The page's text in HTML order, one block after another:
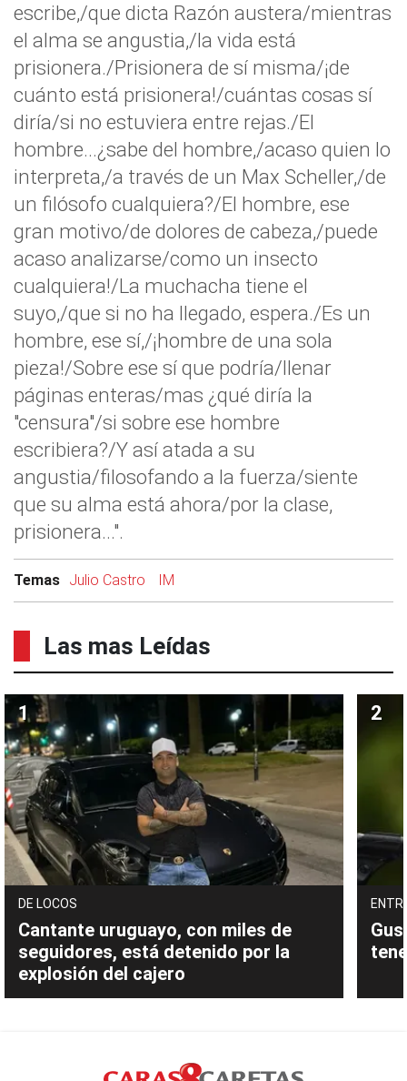
escribe,/que dicta Razón austera/mientras
el alma se angustia,/la vida está
prisionera./Prisionera de sí misma/¡de
cuánto está prisionera!/cuántas cosas sí
diría/si no estuviera entre rejas./El
hombre...¿sabe del hombre,/acaso quien lo
interpreta,/a través de un Max Scheller,/de
un filósofo cualquiera?/El hombre, ese
gran motivo/de dolores de cabeza,/puede
acaso analizarse/como un insecto
cualquiera!/La muchacha tiene el
suyo,/que si no ha llegado, espera./Es un
hombre, ese sí,/¡hombre de una sola
pieza!/Sobre ese sí que podría/llenar
páginas enteras/mas ¿qué diría la
"censura"/si sobre ese hombre
escribiera?/Y así atada a su
angustia/filosofando a la fuerza/siente
que su alma está ahora/por la clase,
prisionera...".
Temas Julio Castro IM
Las mas Leídas
DE LOCOS
Cantante uruguayo, con miles de
seguidores, está detenido por la
explosión del cajero